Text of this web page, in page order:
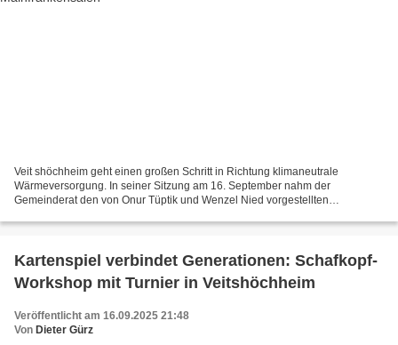
Veit shöchheim geht einen großen Schritt in Richtung klimaneutrale
Wärmeversorgung. In seiner Sitzung am 16. September nahm der
Gemeinderat den von Onur Tüptik und Wenzel Nied vorgestellten
Kartenspiel verbindet Generationen: Schafkopf-
Workshop mit Turnier in Veitshöchheim
Veröffentlicht am 16.09.2025 21:48
Von Dieter Gürz